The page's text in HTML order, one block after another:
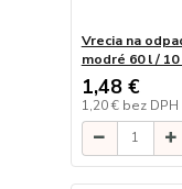
Vrecia na
modré 60 l / 10
1,48 €
1,20 € bez DPH